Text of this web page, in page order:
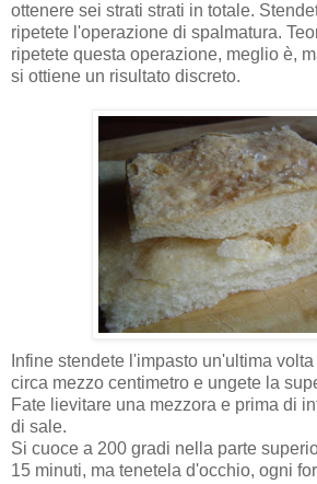
ottenere sei strati strati in totale.
ripetete l'operazione di spalmatura.
ripetete questa operazione, meglio è,
si ottiene un risultato discreto.
Infine stendete l'impasto un'ultima
circa mezzo centimetro e ungete la
Fate lievitare una mezzora e prima di
di sale.
Si cuoce a 200 gradi nella parte
15 minuti, ma tenetela d'occhio, ogni